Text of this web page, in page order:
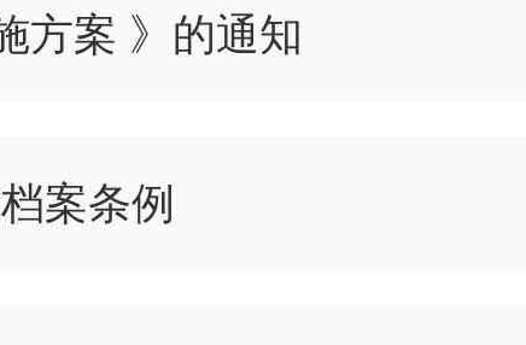
方案 》的通知
案条例